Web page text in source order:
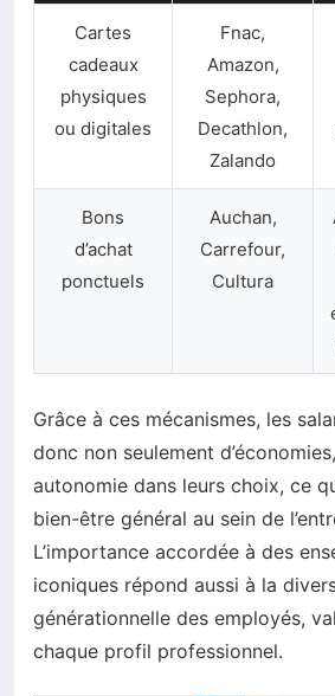
Cartes
cadeaux
physiques
ou digitales
Fnac,
Amazon,
Sephora,
Decathlon,
Zalando
Bons
d’achat
ponctuels
Auchan,
Carrefour,
Cultura
Grâce à ces mécanismes, les
donc non seulement
autonomie dans leurs choix, ce
bien-être général au sein de
L’importance accordée à des
iconiques répond aussi à la
générationnelle des employés,
chaque profil professionnel.